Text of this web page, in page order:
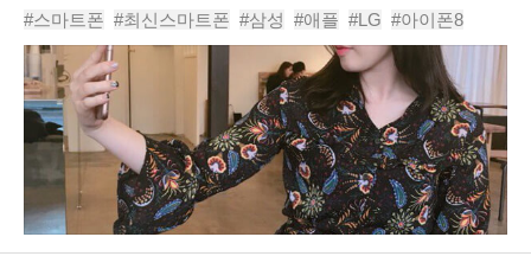
프로필-실명 또는 닉네임 : 김유진-직업: PR AE-블로그 주소:
blog.naver.com/youu_zin ■ 이 제품을..
#스마트폰 #최신스마트폰 #삼성 #애플 #LG #아이폰8
#LGV30 #아이폰X #갤럭시S8 #블로거인터뷰